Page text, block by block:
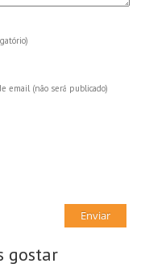
email (não será publicado)
gostar